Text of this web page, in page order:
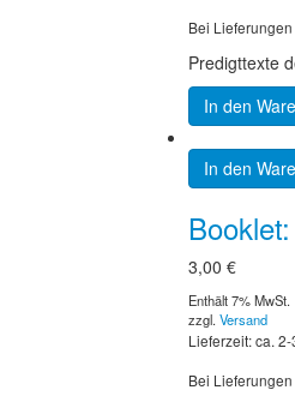
Bei
Predigttexte
In den
In den
3,00 €
Enthält 7% MwSt.
zzgl.Versand
Lieferzeit: ca.
Bei